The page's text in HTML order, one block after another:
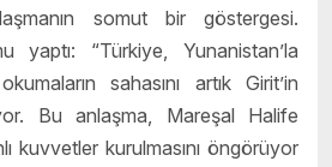
somut bir göstergesi.
yaptı: “Türkiye, Yunanistan’la
sahasını artık Girit’in
Bu anlaşma, Mareşal Halife
kuvvetler kurulmasını öngörüyor